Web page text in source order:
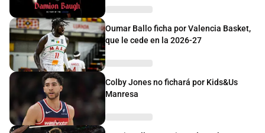
Oumar Ballo ficha por Valencia Basket,
que le cede en la 2026-27
Colby Jones no fichará por Kids&Us
Manresa